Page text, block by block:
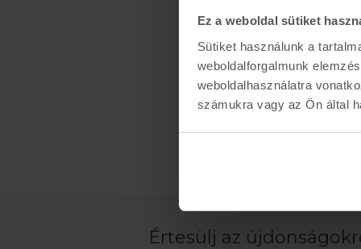
Ez a weboldal sütiket
Sütiket használunk a
weboldalforgalmunk
weboldalhasználatra
számukra vagy az Ön által
Értesülj az